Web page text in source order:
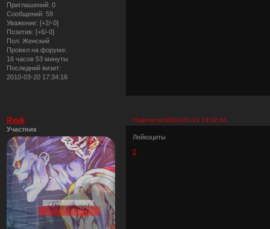
Приглашений: 0
Сообщений: 59
Уважение: [+2/-0]
Позитив: [+6/-0]
Пол: Женский
Провел на форуме:
16 часов 53 минуты
Последний визит:
2010-03-20 17:34:16
Поделиться2010-01-19 19:22:40
Ryuk
Участник
Лейкоциты
0